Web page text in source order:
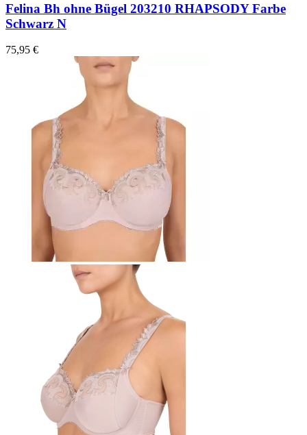
Felina Bh ohne Bügel 203210 RHAPSODY Farbe
Schwarz N
75,95 €